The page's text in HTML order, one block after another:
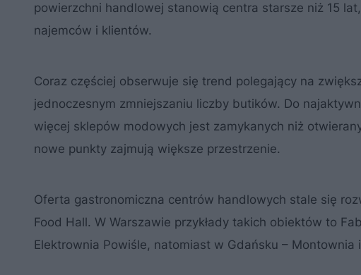
powierzchni handlowej stanowią centra starsze niż 15
najemców i klientów.
Coraz częściej obserwuje się trend polegający na
jednoczesnym zmniejszaniu liczby butików. Do
więcej sklepów modowych jest zamykanych niż
nowe punkty zajmują większe przestrzenie.
Oferta gastronomiczna centrów handlowych stale się
Food Hall. W Warszawie przykłady takich obiektów to
Elektrownia Powiśle, natomiast w Gdańsku –